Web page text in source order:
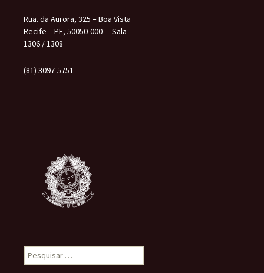
Rua. da Aurora, 325 – Boa Vista
Recife – PE, 50050-000 – Sala
1306 / 1308
(81) 3097-5751
Pesquisar
por: